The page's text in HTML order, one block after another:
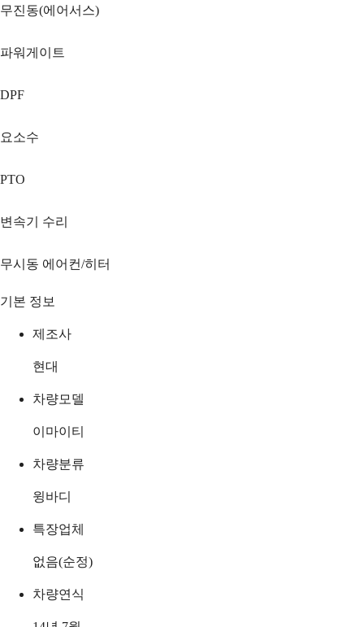
무진동(에어서스)
파워게이트
DPF
요소수
PTO
변속기 수리
무시동 에어컨/히터
기본 정보
제조사
현대
차량모델
이마이티
차량분류
윙바디
특장업체
없음(순정)
차량연식